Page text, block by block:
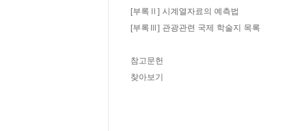
[부록Ⅱ] 시계열자료의 예측법
[부록Ⅲ] 관광관련 국제 학술지 목록
참고문헌
찾아보기